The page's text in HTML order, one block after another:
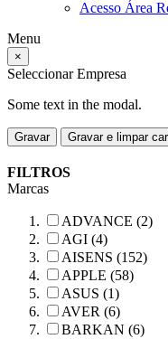
Acesso Área
Menu
×
Seleccionar Empresa
Some text in the modal.
Gravar Gravar e limpar
FILTROS
Marcas
ADVANCE (2)
AGI (4)
AISENS (152)
APPLE (58)
ASUS (1)
AVER (6)
BARKAN (6)